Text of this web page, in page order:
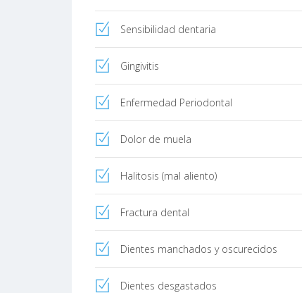
Sensibilidad dentaria
Gingivitis
Enfermedad Periodontal
Dolor de muela
Halitosis (mal aliento)
Fractura dental
Dientes manchados y oscurecidos
Dientes desgastados